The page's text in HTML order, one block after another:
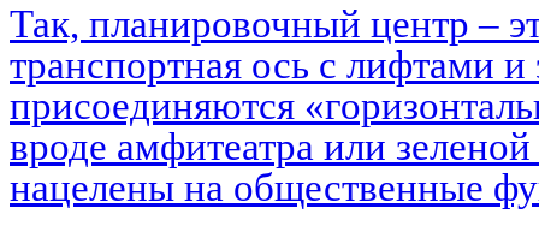
Так, планировочный центр –
транспортная ось с лифтами и
присоединяются
вроде амфитеатра или
нацелены на общественные